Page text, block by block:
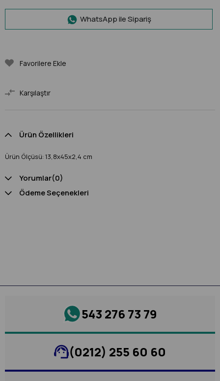
WhatsApp ile Sipariş
Favorilere Ekle
Karşılaştır
Ürün Özellikleri
Ürün Ölçüsü: 13,8x45x2,4 cm
Yorumlar(0)
Ödeme Seçenekleri
543 276 73 79
(0212) 255 60 60